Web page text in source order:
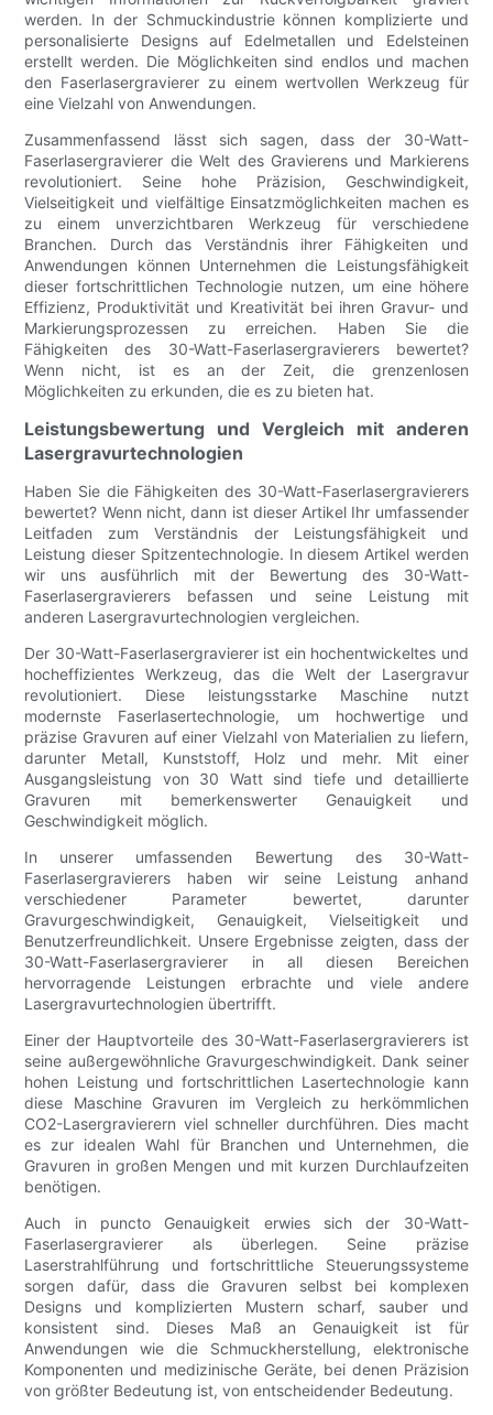
werden. In der Schmuckindustrie können komplizierte und
personalisierte Designs auf Edelmetallen und Edelsteinen
erstellt werden. Die Möglichkeiten sind endlos und machen
den Faserlasergravierer zu einem wertvollen Werkzeug für
eine Vielzahl von Anwendungen.
Zusammenfassend lässt sich sagen, dass der 30-Watt-
Faserlasergravierer die Welt des Gravierens und Markierens
revolutioniert. Seine hohe Präzision, Geschwindigkeit,
Vielseitigkeit und vielfältige Einsatzmöglichkeiten machen es
zu einem unverzichtbaren Werkzeug für verschiedene
Branchen. Durch das Verständnis ihrer Fähigkeiten und
Anwendungen können Unternehmen die Leistungsfähigkeit
dieser fortschrittlichen Technologie nutzen, um eine höhere
Effizienz, Produktivität und Kreativität bei ihren Gravur- und
Markierungsprozessen zu erreichen. Haben Sie die
Fähigkeiten des 30-Watt-Faserlasergravierers bewertet?
Wenn nicht, ist es an der Zeit, die grenzenlosen
Möglichkeiten zu erkunden, die es zu bieten hat.
Leistungsbewertung und Vergleich mit anderen
Lasergravurtechnologien
Haben Sie die Fähigkeiten des 30-Watt-Faserlasergravierers
bewertet? Wenn nicht, dann ist dieser Artikel Ihr umfassender
Leitfaden zum Verständnis der Leistungsfähigkeit und
Leistung dieser Spitzentechnologie. In diesem Artikel werden
wir uns ausführlich mit der Bewertung des 30-Watt-
Faserlasergravierers befassen und seine Leistung mit
anderen Lasergravurtechnologien vergleichen.
Der 30-Watt-Faserlasergravierer ist ein hochentwickeltes und
hocheffizientes Werkzeug, das die Welt der Lasergravur
revolutioniert. Diese leistungsstarke Maschine nutzt
modernste Faserlasertechnologie, um hochwertige und
präzise Gravuren auf einer Vielzahl von Materialien zu liefern,
darunter Metall, Kunststoff, Holz und mehr. Mit einer
Ausgangsleistung von 30 Watt sind tiefe und detaillierte
Gravuren mit bemerkenswerter Genauigkeit und
Geschwindigkeit möglich.
In unserer umfassenden Bewertung des 30-Watt-
Faserlasergravierers haben wir seine Leistung anhand
verschiedener Parameter bewertet, darunter
Gravurgeschwindigkeit, Genauigkeit, Vielseitigkeit und
Benutzerfreundlichkeit. Unsere Ergebnisse zeigten, dass der
30-Watt-Faserlasergravierer in all diesen Bereichen
hervorragende Leistungen erbrachte und viele andere
Lasergravurtechnologien übertrifft.
Einer der Hauptvorteile des 30-Watt-Faserlasergravierers ist
seine außergewöhnliche Gravurgeschwindigkeit. Dank seiner
hohen Leistung und fortschrittlichen Lasertechnologie kann
diese Maschine Gravuren im Vergleich zu herkömmlichen
CO2-Lasergravierern viel schneller durchführen. Dies macht
es zur idealen Wahl für Branchen und Unternehmen, die
Gravuren in großen Mengen und mit kurzen Durchlaufzeiten
benötigen.
Auch in puncto Genauigkeit erwies sich der 30-Watt-
Faserlasergravierer als überlegen. Seine präzise
Laserstrahlführung und fortschrittliche Steuerungssysteme
sorgen dafür, dass die Gravuren selbst bei komplexen
Designs und komplizierten Mustern scharf, sauber und
konsistent sind. Dieses Maß an Genauigkeit ist für
Anwendungen wie die Schmuckherstellung, elektronische
Komponenten und medizinische Geräte, bei denen Präzision
von größter Bedeutung ist, von entscheidender Bedeutung.